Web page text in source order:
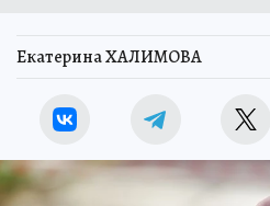
Екатерина ХАЛИМОВА